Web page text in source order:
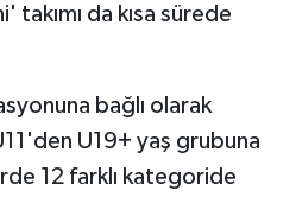
takımı da kısa sürede
bağlı olarak
U19+ yaş grubuna
12 farklı kategoride